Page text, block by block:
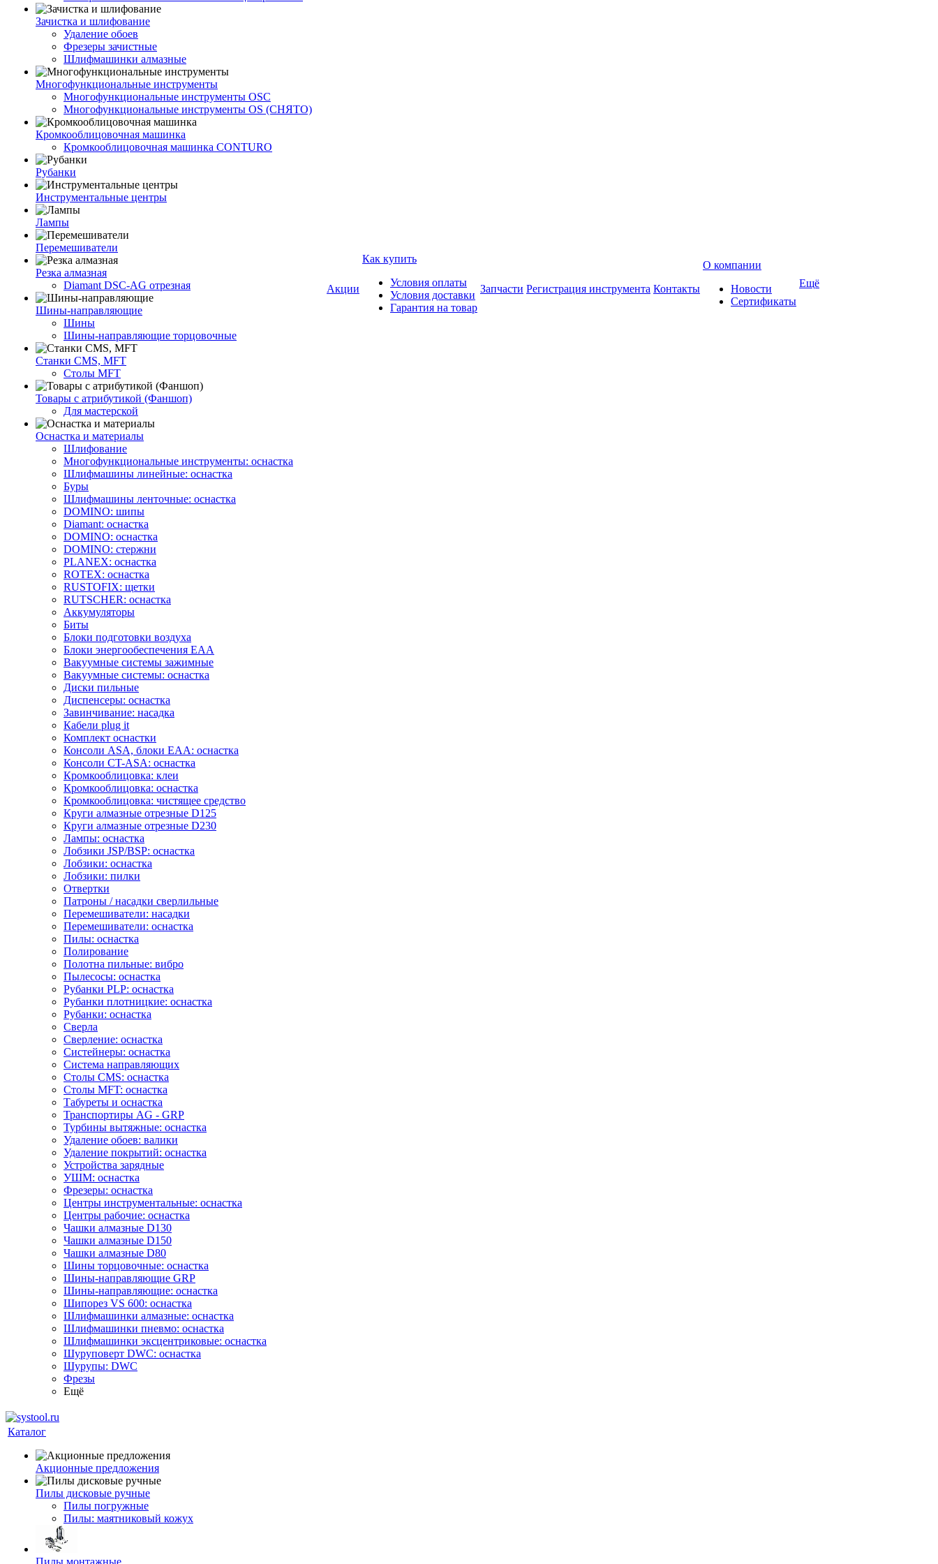
Зачистка и шлифование
Удаление обоев
Фрезеры зачистные
Шлифмашинки алмазные
Многофункциональные инструменты
Многофункциональные инструменты OSC
Многофункциональные инструменты OS (СНЯТО)
Кромкооблицовочная машинка
Кромкооблицовочная машинка CONTURO
Рубанки
Инструментальные центры
Лампы
Перемешиватели
Резка алмазная
Diamant DSC-AG отрезная
Шины-направляющие
Шины
Шины-направляющие торцовочные
Станки CMS, MFT
Столы MFT
Товары с атрибутикой (Фаншоп)
Для мастерской
Оснастка и материалы
Шлифование
Многофункциональные инструменты: оснастка
Шлифмашины линейные: оснастка
Буры
Шлифмашины ленточные: оснастка
DOMINO: шипы
Diamant: оснастка
DOMINO: оснастка
DOMINO: стержни
PLANEX: оснастка
ROTEX: оснастка
RUSTOFIX: щетки
RUTSCHER: оснастка
Аккумуляторы
Биты
Блоки подготовки воздуха
Блоки энергообеспечения EAA
Вакуумные системы зажимные
Вакуумные системы: оснастка
Диски пильные
Диспенсеры: оснастка
Завинчивание: насадка
Кабели plug it
Комплект оснастки
Консоли ASA, блоки EAA: оснастка
Консоли CT-ASA: оснастка
Кромкооблицовка: клеи
Кромкооблицовка: оснастка
Кромкооблицовка: чистящее средство
Круги алмазные отрезные D125
Круги алмазные отрезные D230
Лампы: оснастка
Лобзики JSP/BSP: оснастка
Лобзики: оснастка
Лобзики: пилки
Отвертки
Патроны / насадки сверлильные
Перемешиватели: насадки
Перемешиватели: оснастка
Пилы: оснастка
Полирование
Полотна пильные: вибро
Пылесосы: оснастка
Рубанки PLP: оснастка
Рубанки плотницкие: оснастка
Рубанки: оснастка
Сверла
Сверление: оснастка
Систейнеры: оснастка
Система направляющих
Столы CMS: оснастка
Столы MFT: оснастка
Табуреты и оснастка
Транспортиры AG - GRP
Турбины вытяжные: оснастка
Удаление обоев: валики
Удаление покрытий: оснастка
Устройства зарядные
УШМ: оснастка
Фрезеры: оснастка
Центры инструментальные: оснастка
Центры рабочие: оснастка
Чашки алмазные D130
Чашки алмазные D150
Чашки алмазные D80
Шины торцовочные: оснастка
Шины-направляющие GRP
Шины-направляющие: оснастка
Шипорез VS 600: оснастка
Шлифмашинки алмазные: оснастка
Шлифмашинки пневмо: оснастка
Шлифмашинки эксцентриковые: оснастка
Шуруповерт DWC: оснастка
Шурупы: DWC
Фрезы
Ещё
Акции
Как купить
Условия оплаты
Условия доставки
Гарантия на товар
Запчасти Регистрация инструмента Контакты
О компании
Новости
Сертификаты
Ещё
Каталог
Акционные предложения
Пилы дисковые ручные
Пилы погружные
Пилы: маятниковый кожух
Пилы монтажные